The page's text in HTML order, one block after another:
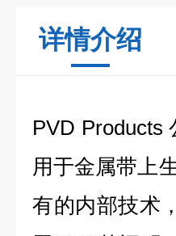
详情介绍
PVD Products
用于金属带上
有的内部技术